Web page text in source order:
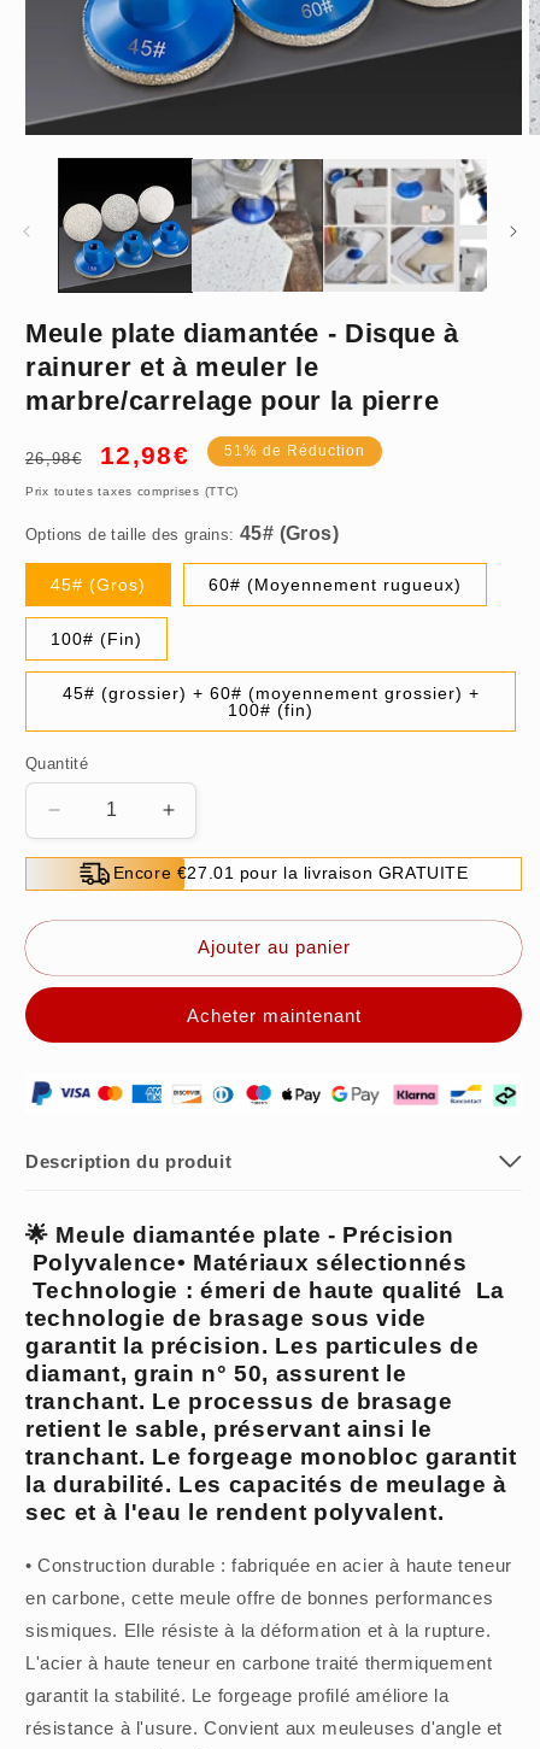
une
modale
Meule plate diamantée - Disque à
rainurer et à meuler le
marbre/carrelage pour la pierre
Prix
26,98€
Prix
12,98€ 51% de Réduction
Prix toutes taxes comprises (TTC)
Options de taille des grains:
45# (Gros)
45# (Gros) 60# (Moyennement rugueux)
100# (Fin)
45# (grossier) + 60# (moyennement grossier) +
100# (fin)
Quantité
Réduire
la
quantité
de
Meule
diamantée
à
et
meuler
le
pour
la
pierre
Augmenter
la
quantité
de
Meule
plate
diamantée
Disque
à
et
meuler
le
pour
la
pierre
Encore €27.01 pour la livraison GRATUITE
Ajouter au panier
Acheter maintenant
Description du produit
🌟 Meule diamantée plate - Précision
Polyvalence• Matériaux sélectionnés
Technologie : émeri de haute qualité La
technologie de brasage sous vide
garantit la précision. Les particules de
diamant, grain n° 50, assurent le
tranchant. Le processus de brasage
retient le sable, préservant ainsi le
tranchant. Le forgeage monobloc garantit
la durabilité. Les capacités de meulage à
sec et à l'eau le rendent polyvalent.
• Construction durable : fabriquée en acier à haute teneur
en carbone, cette meule offre de bonnes performances
sismiques. Elle résiste à la déformation et à la rupture.
L'acier à haute teneur en carbone traité thermiquement
garantit la stabilité. Le forgeage profilé améliore la
résistance à l'usure. Convient aux meuleuses d'angle et